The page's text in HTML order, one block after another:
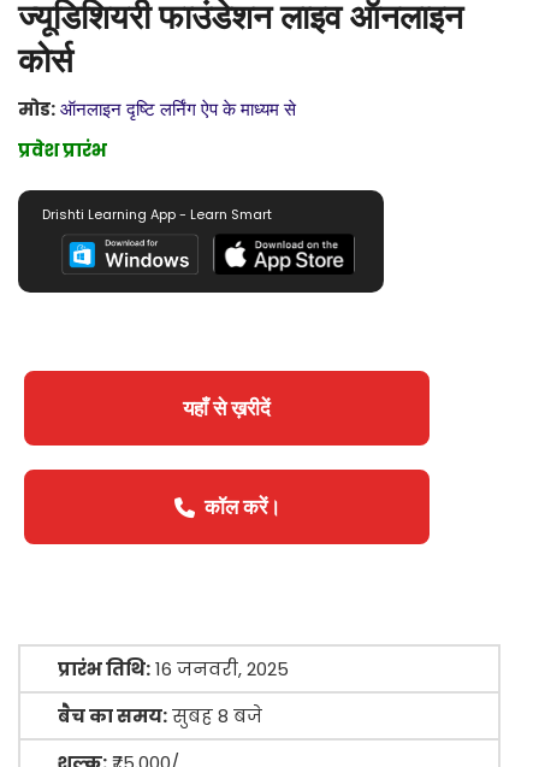
ज्यूडिशियरी फाउंडेशन लाइव ऑनलाइन
कोर्स
मोड: ऑनलाइन दृष्टि लर्निंग ऐप के माध्यम से
प्रवेश प्रारंभ
Drishti Learning App - Learn Smart
यहाँ से ख़रीदें
कॉल करें।
प्रारंभ तिथि:16 जनवरी, 2025
बैच का समय:सुबह 8 बजे